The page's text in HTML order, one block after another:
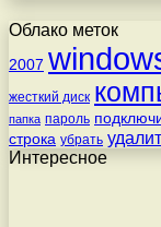
Облако меток
2007
жесткий диск
папка пароль
строка убрать
Интересное